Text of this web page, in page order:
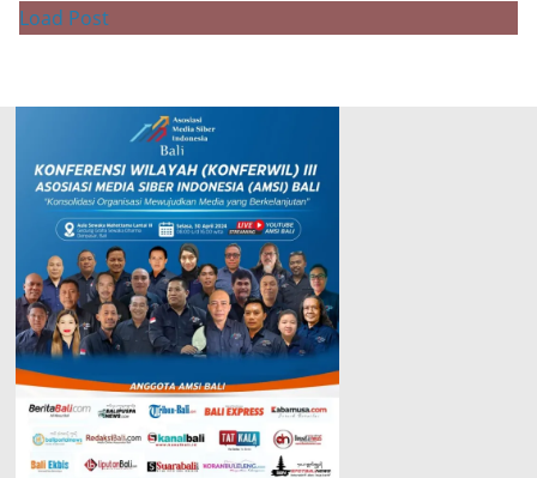
Load Post